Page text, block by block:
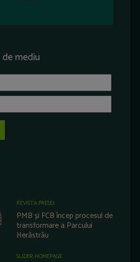
mediu
REVISTA PRESEI
PMB și FCB încep procesul de
transformare a Parcului
Herăstrău
SLIDER HOMEPAGE